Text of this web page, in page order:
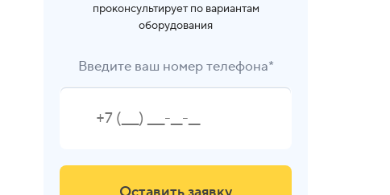
проконсультирует по вариантам
оборудования
Введите ваш номер телефона*